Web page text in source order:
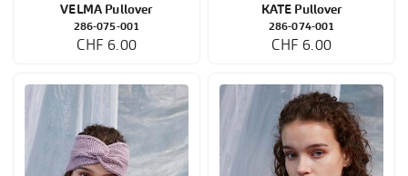
VELMA Pullover
286-075-001
CHF 6.00
KATE Pullover
286-074-001
CHF 6.00